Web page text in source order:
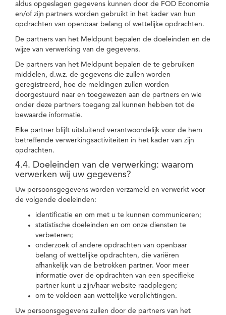
aldus opgeslagen gegevens kunnen door de FOD Economie
en/of zijn partners worden gebruikt in het kader van hun
opdrachten van openbaar belang of wettelijke opdrachten.
De partners van het Meldpunt bepalen de doeleinden en de
wijze van verwerking van de gegevens.
De partners van het Meldpunt bepalen de te gebruiken
middelen, d.w.z. de gegevens die zullen worden
geregistreerd, hoe de meldingen zullen worden
doorgestuurd naar en toegewezen aan de partners en wie
onder deze partners toegang zal kunnen hebben tot de
bewaarde informatie.
Elke partner blijft uitsluitend verantwoordelijk voor de hem
betreffende verwerkingsactiviteiten in het kader van zijn
opdrachten.
4.4. Doeleinden van de verwerking: waarom
verwerken wij uw gegevens?
Uw persoonsgegevens worden verzameld en verwerkt voor
de volgende doeleinden:
identificatie en om met u te kunnen communiceren;
statistische doeleinden en om onze diensten te
verbeteren;
onderzoek of andere opdrachten van openbaar
belang of wettelijke opdrachten, die variëren
afhankelijk van de betrokken partner. Voor meer
informatie over de opdrachten van een specifieke
partner kunt u zijn/haar website raadplegen;
om te voldoen aan wettelijke verplichtingen.
Uw persoonsgegevens zullen door de partners van het